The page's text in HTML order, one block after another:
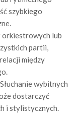
szybkiego
orkiestrowych lub
partii,
między
wybitnych
dostarczyć
i stylistycznych.